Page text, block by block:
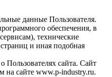
данные Пользователя.
обеспечения, в
технические
и иная подобная
Пользователях сайта. Сайт
на сайте www.p-industry.ru.